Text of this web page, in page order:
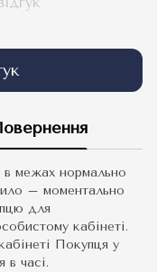
в межах нормально
– моментально
для
кабінеті.
Покупця у
в часі.